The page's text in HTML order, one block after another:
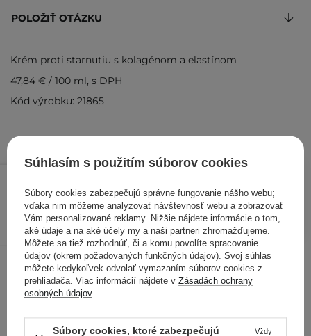
PRIDAŤ DO KOŠÍKA
POLOŽIŤ OTÁZKU
Krém proti starnutiu s kolagénom a elastínom
47,84 € / 100 ml, s DPH
Kód výrobku: 21865
Kontrolovali aj ďalší zákazníci
Súhlasím s použitím súborov cookies
Súbory cookies zabezpečujú správne fungovanie nášho webu;
vďaka nim môžeme analyzovať návštevnosť webu a zobrazovať
Vám personalizované reklamy. Nižšie nájdete informácie o tom,
aké údaje a na aké účely my a naši partneri zhromažďujeme.
Môžete sa tiež rozhodnúť, či a komu povolíte spracovanie
údajov (okrem požadovaných funkčných údajov). Svoj súhlas
môžete kedykoľvek odvolať vymazaním súborov cookies z
prehliadača. Viac informácií nájdete v Zásadách ochrany
osobných údajov.
Súbory cookies, ktoré zabezpečujú Vždy